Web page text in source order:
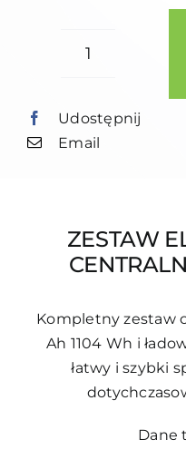
BAFANG
750W
AH
Udostępnij
Email
ZESTAW
Kompletny zestaw
Ah 1104 Wh i
łatwy i szybki
Dane